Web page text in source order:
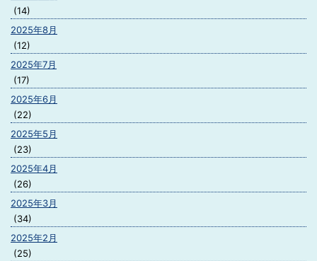
(14)
2025年8月
(12)
2025年7月
(17)
2025年6月
(22)
2025年5月
(23)
2025年4月
(26)
2025年3月
(34)
2025年2月
(25)